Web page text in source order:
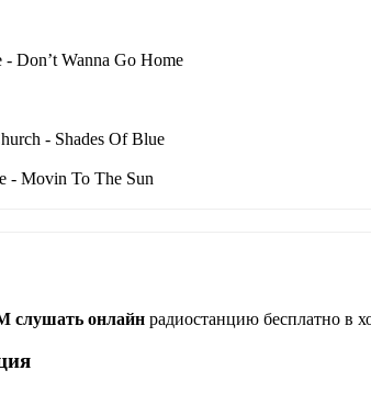
Don’t Wanna Go Home
- Shades Of Blue
- Movin To The Sun
слушать онлайн радиостанцию бесплатно в